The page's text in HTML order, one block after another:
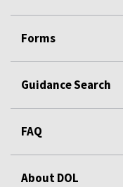
Forms
Guidance Search
FAQ
About DOL